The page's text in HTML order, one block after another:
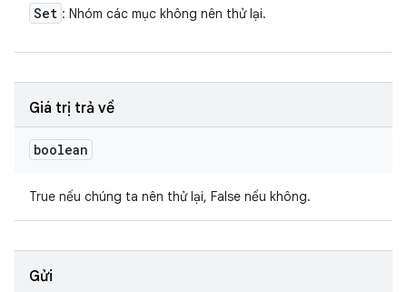
Set : Nhóm các mục không nên thử lại.
Giá trị trả về
boolean
True nếu chúng ta nên thử lại, False nếu không.
Gửi